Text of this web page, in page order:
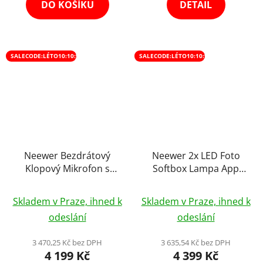
DO KOŠÍKU DETAIL
SALECODE:LÉTO10:10:%
Neewer Bezdrátový
Klopový Mikrofon s
200m CM28, Potlačení
Šumu, 4GB úložiště na
9hod Kompatibilní
hodnocení
produktu
je
5,0
Skladem v Praze, ihned k
odeslání
3 470,25 Kč bez DPH
4 199 Kč
SALECODE:LÉTO10:10:%
Neewer 2x LED Foto
Softbox Lampa App
hodnocení
produktu
je
5,0
Skladem v Praze, ihned k
odeslání
3 635,54 Kč bez DPH
4 399 Kč